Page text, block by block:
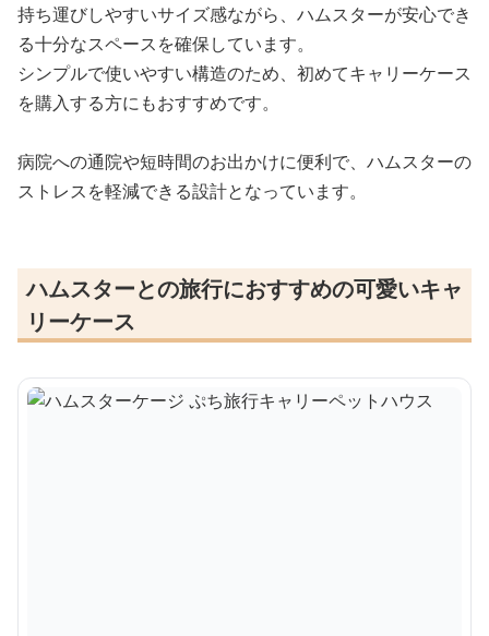
持ち運びしやすいサイズ感ながら、ハムスターが安心でき
る十分なスペースを確保しています。
シンプルで使いやすい構造のため、初めてキャリーケース
を購入する方にもおすすめです。
病院への通院や短時間のお出かけに便利で、ハムスターの
ストレスを軽減できる設計となっています。
ハムスターとの旅行におすすめの可愛いキャ
リーケース